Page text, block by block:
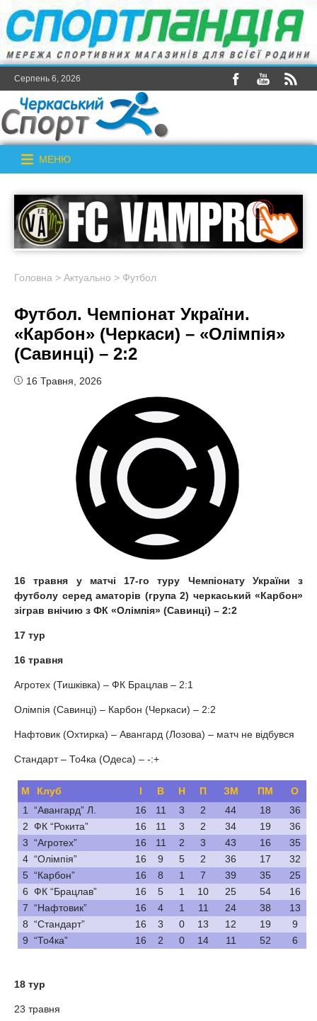
Серпень 6, 2026
МЕНЮ
Головна > Актуально > Футбол
Футбол. Чемпіонат України.
«Карбон» (Черкаси) – «Олімпія»
(Савинці) – 2:2
16 Травня, 2026
16 травня у матчі 17-го туру Чемпіонату України з
футболу серед аматорів (група 2) черкаський «Карбон»
зіграв внічию з ФК «Олімпія» (Савинці) – 2:2
17 тур
16 травня
Агротех (Тишківка) – ФК Брацлав – 2:1
Олімпія (Савинці) – Карбон (Черкаси) – 2:2
Нафтовик (Охтирка) – Авангард (Лозова) – матч не відбувся
Стандарт – То4ка (Одеса) – -:+
М Клуб І В Н П ЗМ ПМ
О
1
“Авангард” Л. 16 11 3 2 44 18
36
2 ФК “Рокита” 16 11 3 2 34 19
36
3 “Агротех” 16 11 2 3 43 16
35
4 “Олімпія” 16 9 5 2 36 17
32
5 “Карбон” 16 8 1 7 39 35
25
6 ФК “Брацлав” 16 5 1 10 25 54
16
7 “Нафтовик” 16 4 1 11 24 38
13
8 “Стандарт” 16 3 0 13 12 19
9
9 “То4ка” 16 2 0 14 11 52 6
18 тур
23 травня